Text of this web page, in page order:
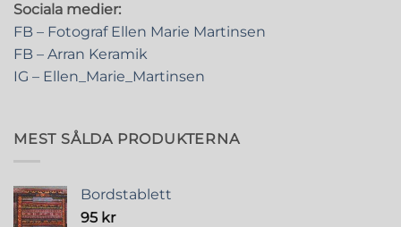
Sociala medier:
FB – Fotograf Ellen Marie Martinsen
FB – Arran Keramik
IG – Ellen_Marie_Martinsen
MEST SÅLDA PRODUKTERNA
Bordstablett
95 kr